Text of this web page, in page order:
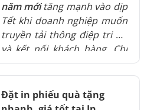
tri ân và kết nối trong
những ngày đầu xuân.
năm mớităng mạnh vào dịp
Tết khi doanh nghiệp muốn
truyền tải thông điệp tri ân
và kết nối khách hàng. Chi
tiết về chất liệu giấy, kỹ
thuật in và tiêu chí để có
một mẫu thiệp đẹp sang và
đúng tinh thần năm mới.
Đặt in phiếu quà tặng